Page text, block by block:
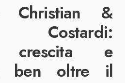
Christian &
Costardi:
crescita e
ben oltre il